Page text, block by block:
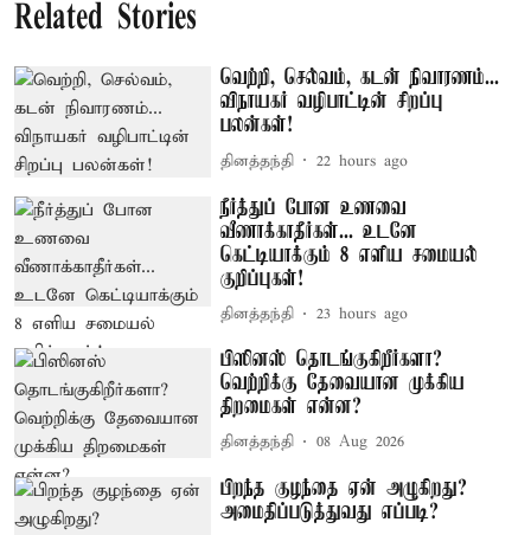
Related Stories
வெற்றி, செல்வம், கடன் நிவாரணம்...
விநாயகர் வழிபாட்டின் சிறப்பு
பலன்கள்!
தினத்தந்தி 22 hours ago
நீர்த்துப் போன உணவை
வீணாக்காதீர்கள்... உடனே
கெட்டியாக்கும் 8 எளிய சமையல்
குறிப்புகள்!
தினத்தந்தி 23 hours ago
பிஸினஸ் தொடங்குகிறீர்களா?
வெற்றிக்கு தேவையான முக்கிய
திறமைகள் என்ன?
தினத்தந்தி 08 Aug 2026
பிறந்த குழந்தை ஏன் அழுகிறது?
அமைதிப்படுத்துவது எப்படி?